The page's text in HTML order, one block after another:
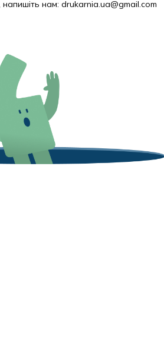
нам: drukarnia.ua@gmail.com